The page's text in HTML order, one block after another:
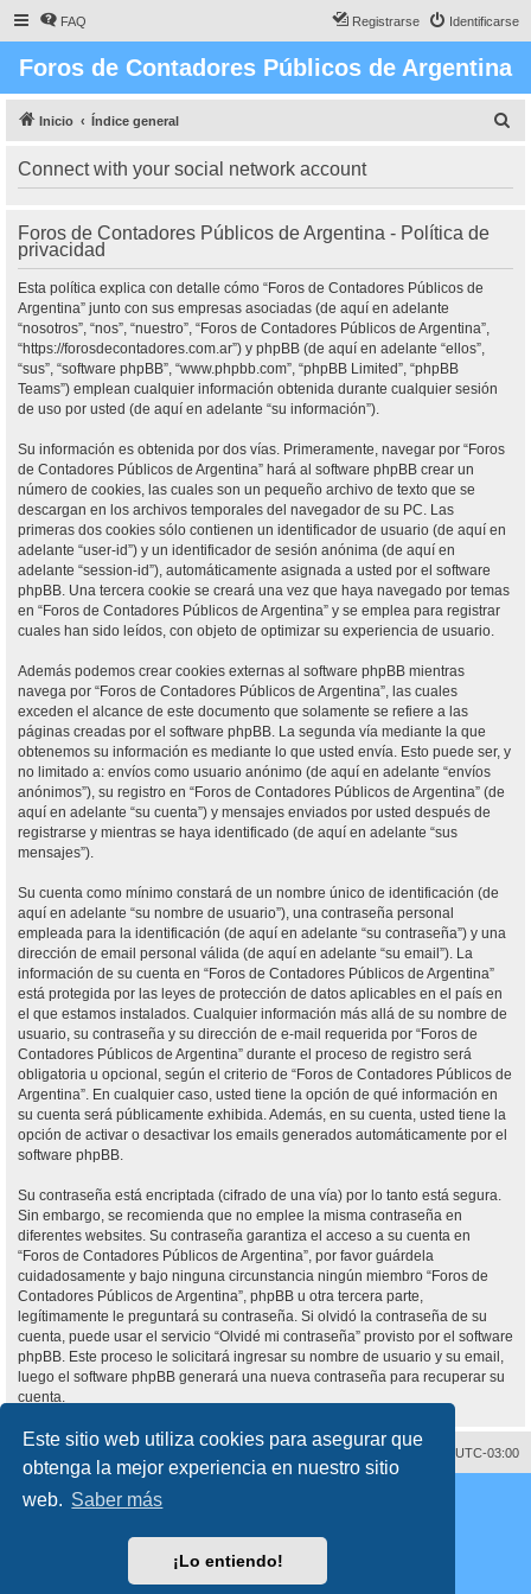
Este sitio web utiliza cookies para asegurar que
obtenga la mejor experiencia en nuestro sitio
web. Saber más
¡Lo entiendo!
FAQ Identificarse
Registrarse
Foros de Contadores Públicos de Argentina
Inicio Índice general
Connect with your social network account
Foros de Contadores Públicos de Argentina - Política de
privacidad
Esta política explica con detalle cómo “Foros de Contadores Públicos de
Argentina” junto con sus empresas asociadas (de aquí en adelante
“nosotros”, “nos”, “nuestro”, “Foros de Contadores Públicos de Argentina”,
“https://forosdecontadores.com.ar”) y phpBB (de aquí en adelante “ellos”,
“sus”, “software phpBB”, “www.phpbb.com”, “phpBB Limited”, “phpBB
Teams”) emplean cualquier información obtenida durante cualquier sesión
de uso por usted (de aquí en adelante “su información”).
Su información es obtenida por dos vías. Primeramente, navegar por “Foros
de Contadores Públicos de Argentina” hará al software phpBB crear un
número de cookies, las cuales son un pequeño archivo de texto que se
descargan en los archivos temporales del navegador de su PC. Las
primeras dos cookies sólo contienen un identificador de usuario (de aquí en
adelante “user-id”) y un identificador de sesión anónima (de aquí en
adelante “session-id”), automáticamente asignada a usted por el software
phpBB. Una tercera cookie se creará una vez que haya navegado por temas
en “Foros de Contadores Públicos de Argentina” y se emplea para registrar
cuales han sido leídos, con objeto de optimizar su experiencia de usuario.
Además podemos crear cookies externas al software phpBB mientras
navega por “Foros de Contadores Públicos de Argentina”, las cuales
exceden el alcance de este documento que solamente se refiere a las
páginas creadas por el software phpBB. La segunda vía mediante la que
obtenemos su información es mediante lo que usted envía. Esto puede ser, y
no limitado a: envíos como usuario anónimo (de aquí en adelante “envíos
anónimos”), su registro en “Foros de Contadores Públicos de Argentina” (de
aquí en adelante “su cuenta”) y mensajes enviados por usted después de
registrarse y mientras se haya identificado (de aquí en adelante “sus
mensajes”).
Su cuenta como mínimo constará de un nombre único de identificación (de
aquí en adelante “su nombre de usuario”), una contraseña personal
empleada para la identificación (de aquí en adelante “su contraseña”) y una
dirección de email personal válida (de aquí en adelante “su email”). La
información de su cuenta en “Foros de Contadores Públicos de Argentina”
está protegida por las leyes de protección de datos aplicables en el país en
el que estamos instalados. Cualquier información más allá de su nombre de
usuario, su contraseña y su dirección de e-mail requerida por “Foros de
Contadores Públicos de Argentina” durante el proceso de registro será
obligatoria u opcional, según el criterio de “Foros de Contadores Públicos de
Argentina”. En cualquier caso, usted tiene la opción de qué información en
su cuenta será públicamente exhibida. Además, en su cuenta, usted tiene la
opción de activar o desactivar los emails generados automáticamente por el
software phpBB.
Su contraseña está encriptada (cifrado de una vía) por lo tanto está segura.
Sin embargo, se recomienda que no emplee la misma contraseña en
diferentes websites. Su contraseña garantiza el acceso a su cuenta en
“Foros de Contadores Públicos de Argentina”, por favor guárdela
cuidadosamente y bajo ninguna circunstancia ningún miembro “Foros de
Contadores Públicos de Argentina”, phpBB u otra tercera parte,
legítimamente le preguntará su contraseña. Si olvidó la contraseña de su
cuenta, puede usar el servicio “Olvidé mi contraseña” provisto por el software
phpBB. Este proceso le solicitará ingresar su nombre de usuario y su email,
luego el software phpBB generará una nueva contraseña para recuperar su
cuenta.
Todos los horarios son UTC-03:00
Borrar cookies
Desarrollado por
® Forum Software © phpBB Limited
Traducción al español porphpBB España
Condiciones